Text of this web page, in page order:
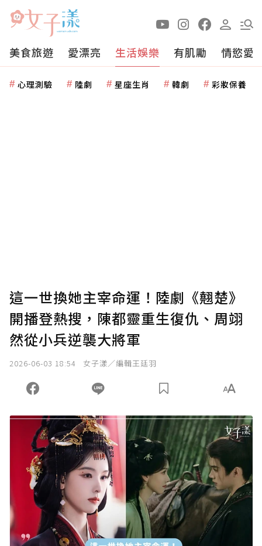
美食旅遊 愛漂亮 生活娛樂 有肌勵 情慾愛
心理測驗 陸劇 星座生肖 韓劇 彩妝保養
這一世換她主宰命運！陸劇《翹楚》
開播登熱搜，陳都靈重生復仇、周翊
然從小兵逆襲大將軍
2026-06-03 18:54 女子漾／編輯王廷羽